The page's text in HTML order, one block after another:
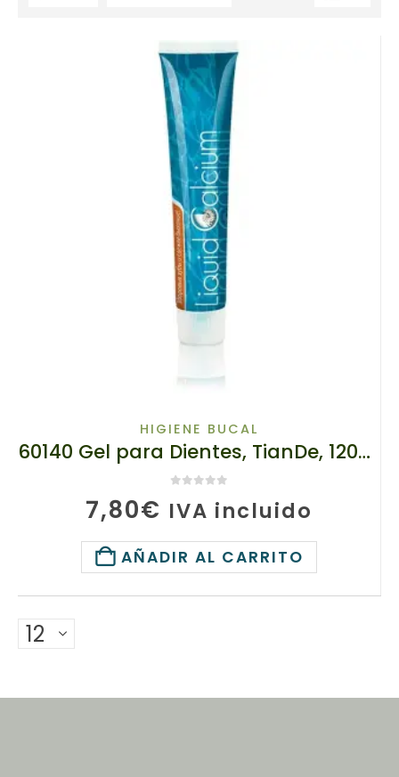
HIGIENE BUCAL
60140 Gel para Dientes, TianDe, 120g, Calcio Fluido!
7,80€ IVA incluido
AÑADIR AL CARRITO